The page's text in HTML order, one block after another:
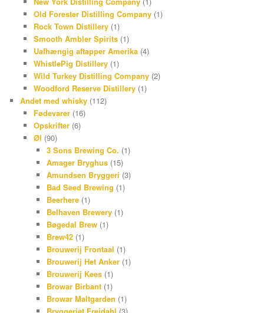
Old Forester Distilling Company(1)
Rock Town Distillery(1)
Smooth Ambler Spirits(1)
Uafhængig aftapper Amerika(4)
WhistlePig Distillery(1)
Wild Turkey Distilling Company(2)
Woodford Reserve Distillery(1)
Andet med whisky (112)
Fødevarer(16)
Opskrifter(6)
Øl (90)
3 Sons Brewing Co. (1)
Amager Bryghus (15)
Amundsen Bryggeri (3)
Bad Seed Brewing (1)
Beerhere (1)
Belhaven Brewery (1)
Bøgedal Brew (1)
Brew42 (1)
Brouwerij Frontaal (1)
Brouwerij Het Anker (1)
Brouwerij Kees (1)
Browar Birbant (1)
Browar Maltgarden (1)